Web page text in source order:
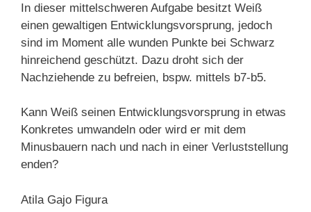
In dieser mittelschweren Aufgabe besitzt Weiß
einen gewaltigen Entwicklungsvorsprung, jedoch
sind im Moment alle wunden Punkte bei Schwarz
hinreichend geschützt. Dazu droht sich der
Nachziehende zu befreien, bspw. mittels b7-b5.
Kann Weiß seinen Entwicklungsvorsprung in etwas
Konkretes umwandeln oder wird er mit dem
Minusbauern nach und nach in einer Verluststellung
enden?
Atila Gajo Figura